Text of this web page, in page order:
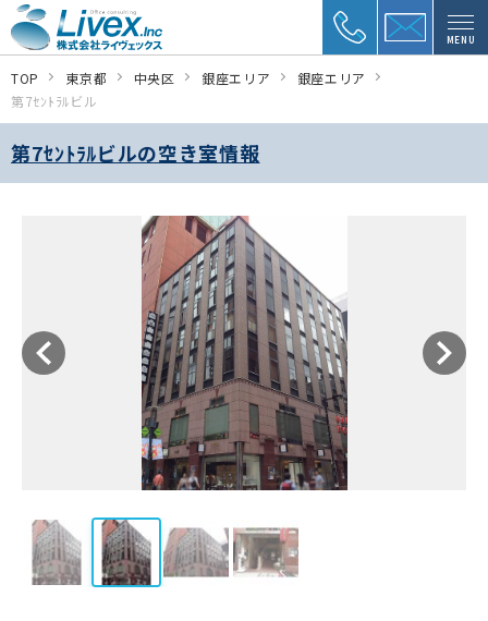
MENU
TOP 東京都 中央区 銀座エリア
銀座エリア
第7ｾﾝﾄﾗﾙビル
第7ｾﾝﾄﾗﾙビルの空き室情報